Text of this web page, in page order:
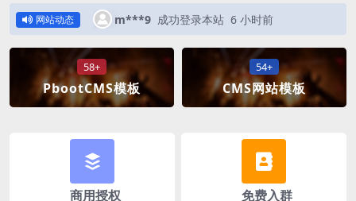
网站动态
前 m***9 成功登录本站 6 小时前
58+
PbootCMS模板
54+
CMS网站模板
商用授权 免费入群